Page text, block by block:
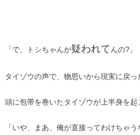
「で、トシちゃんが疑われて んの?」
タイゾウの声で、物思いから現実に戻っ
頭に包帯を巻いたタイゾウが上半身を起
「いや、まあ、俺が直接ってわけちゃ